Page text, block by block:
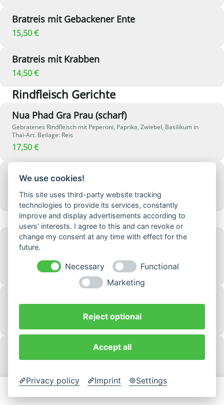
Bratreis mit Gebackener Ente
15,50 €
Bratreis mit Krabben
14,50 €
Rindfleisch Gerichte
Nua Phad Gra Prau (scharf)
Gebratenes Rindfleisch mit Peperoni, Paprika, Zwiebel, Basilikum in
Thai-Art. Beilage: Reis
17,50 €
Rind Chop Soy
17,50 €
Hühnerfleisch Gerichte
Gai Phad Gra Prau (scharf)
Gebratenes Hühnerfleisch mit Peperoni, Paprika, Zwiebel, Basilikum in
Thai-Art. Beilage: Reis
15,50 €
Huhn mit Curry-Soße
Hühnerfleisch mit acht verschiedenen Gemüsesorten, gelbem Curry in
16,50 €
We use cookies!
This site uses third-party website tracking
technologies to provide its services, constantly
improve and display advertisements according to
users' interests. I agree to this and can revoke or
change my consent at any time with effect for the
future.
Necessary
Functional
Marketing
Reject optional
Accept all
Privacy policy Imprint Settings